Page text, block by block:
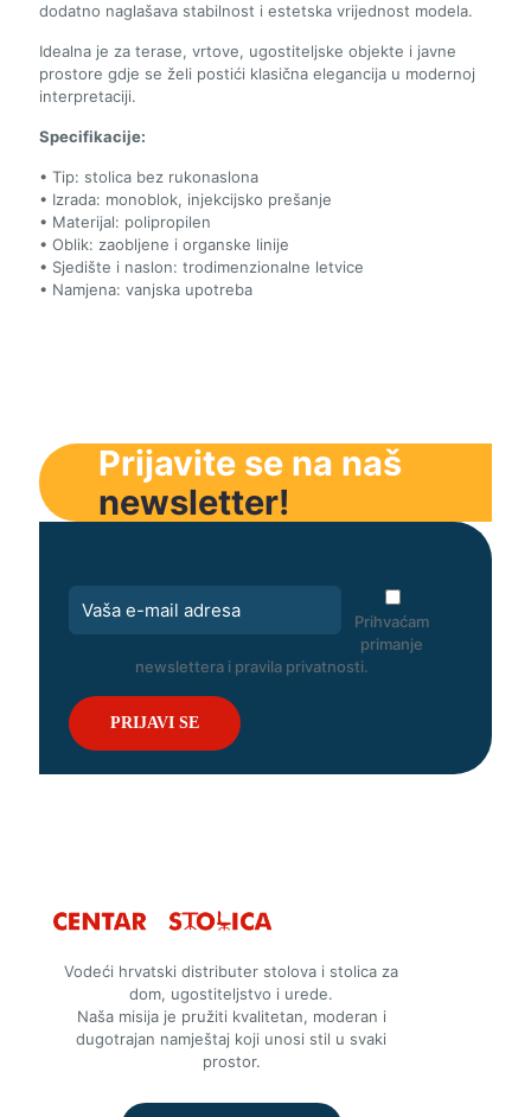
dodatno naglašava stabilnost i estetska vrijednost modela.
Idealna je za terase, vrtove, ugostiteljske objekte i javne
prostore gdje se želi postići klasična elegancija u modernoj
interpretaciji.
Specifikacije:
• Tip: stolica bez rukonaslona
• Izrada: monoblok, injekcijsko prešanje
• Materijal: polipropilen
• Oblik: zaobljene i organske linije
• Sjedište i naslon: trodimenzionalne letvice
• Namjena: vanjska upotreba
Prijavite se na naš
newsletter!
Prihvaćam
primanje
newslettera i pravila privatnosti.
Vodeći hrvatski distributer stolova i stolica za
dom, ugostiteljstvo i urede.
Naša misija je pružiti kvalitetan, moderan i
dugotrajan namještaj koji unosi stil u svaki
prostor.